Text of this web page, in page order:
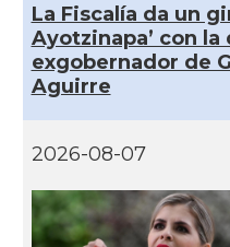
La Fiscalía da un
Ayotzinapa’ con
exgobernador de
Aguirre
2026-08-07